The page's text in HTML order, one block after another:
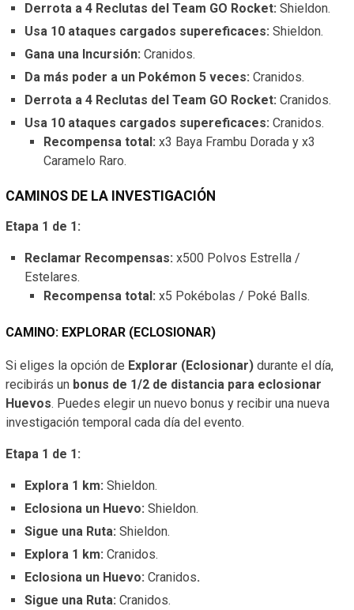
Derrota a 4 Reclutas del Team GO Rocket: Shieldon.
Usa 10 ataques cargados supereficaces: Shieldon.
Gana una Incursión: Cranidos.
Da más poder a un Pokémon 5 veces: Cranidos.
Derrota a 4 Reclutas del Team GO Rocket: Cranidos.
Usa 10 ataques cargados supereficaces: Cranidos.
Recompensa total: x3 Baya Frambu Dorada y x3
Caramelo Raro.
CAMINOS DE LA INVESTIGACIÓN
Etapa 1 de 1:
Reclamar Recompensas: x500 Polvos Estrella /
Estelares.
Recompensa total: x5 Pokébolas / Poké Balls.
CAMINO: EXPLORAR (ECLOSIONAR)
Si eliges la opción de Explorar (Eclosionar) durante el día,
recibirás un bonus de 1/2 de distancia para eclosionar
Huevos. Puedes elegir un nuevo bonus y recibir una nueva
investigación temporal cada día del evento.
Etapa 1 de 1:
Explora 1 km: Shieldon.
Eclosiona un Huevo: Shieldon.
Sigue una Ruta: Shieldon.
Explora 1 km: Cranidos.
Eclosiona un Huevo: Cranidos.
Sigue una Ruta: Cranidos.